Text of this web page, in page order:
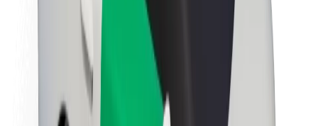
Küldetés
Befektetői kapcsolatok
Vezetőség
Márka
Média